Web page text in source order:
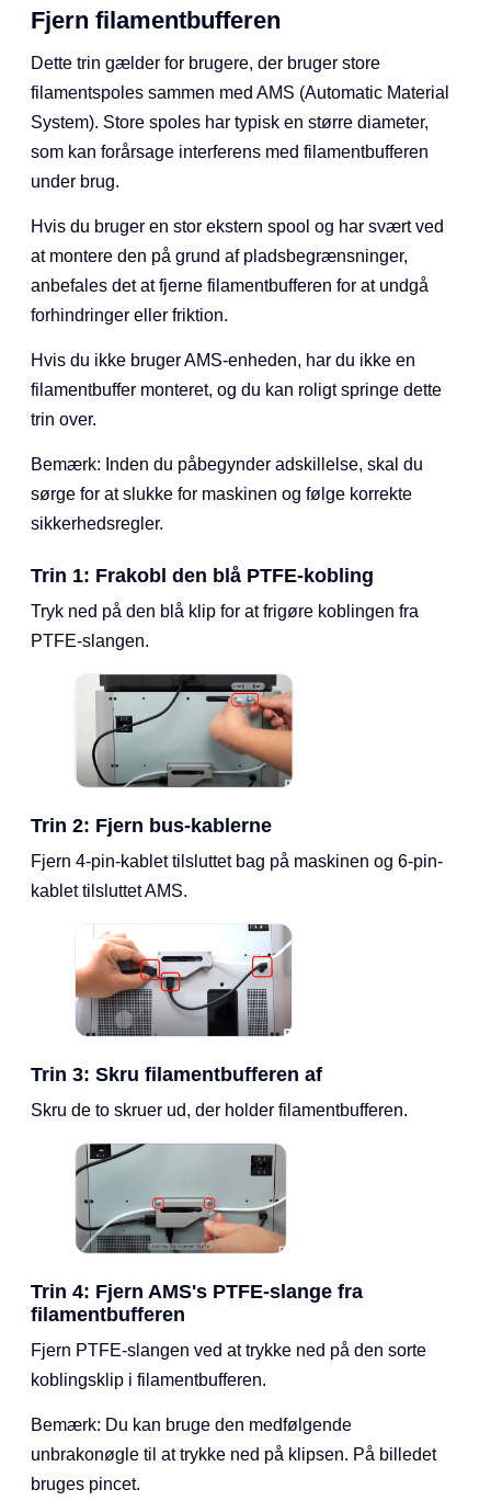
Fjern filamentbufferen
Dette trin gælder for brugere, der bruger store
filamentspoles sammen med AMS (Automatic Material
System). Store spoles har typisk en større diameter,
som kan forårsage interferens med filamentbufferen
under brug.
Hvis du bruger en stor ekstern spool og har svært ved
at montere den på grund af pladsbegrænsninger,
anbefales det at fjerne filamentbufferen for at undgå
forhindringer eller friktion.
Hvis du ikke bruger AMS-enheden, har du ikke en
filamentbuffer monteret, og du kan roligt springe dette
trin over.
Bemærk: Inden du påbegynder adskillelse, skal du
sørge for at slukke for maskinen og følge korrekte
sikkerhedsregler.
Trin 1: Frakobl den blå PTFE-kobling
Tryk ned på den blå klip for at frigøre koblingen fra
PTFE-slangen.
Trin 2: Fjern bus-kablerne
Fjern 4-pin-kablet tilsluttet bag på maskinen og 6-pin-
kablet tilsluttet AMS.
Trin 3: Skru filamentbufferen af
Skru de to skruer ud, der holder filamentbufferen.
Trin 4: Fjern AMS's PTFE-slange fra
filamentbufferen
Fjern PTFE-slangen ved at trykke ned på den sorte
koblingsklip i filamentbufferen.
Bemærk: Du kan bruge den medfølgende
unbrakonøgle til at trykke ned på klipsen. På billedet
bruges pincet.